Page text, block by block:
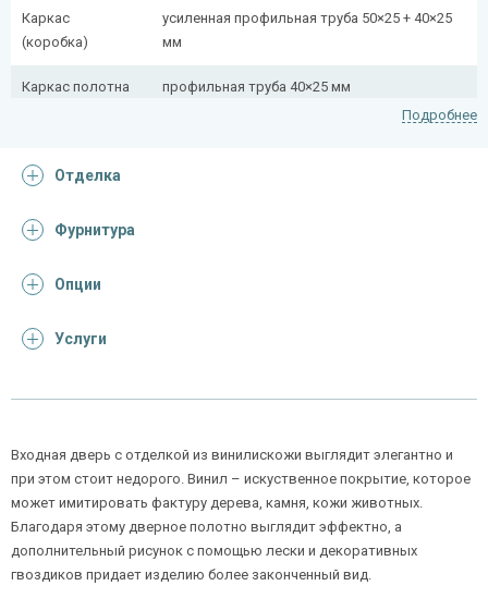
Каркас
(коробка)
усиленная профильная труба 50×25 + 40×25
мм
Каркас полотна профильная труба 40×25 мм
Притворная
Ребра жесткости
выбор)
Запирающие устройства и фурнитура
Верхний замок
сувальдный (сейфовый) «ПРО-САМ 799», 3-х
ригельный, 2-х оборотный
Подробнее
Отделка
Фурнитура
Опции
Услуги
Входная дверь с отделкой из винилискожи выглядит элегантно и
при этом стоит недорого. Винил – искуственное покрытие, которое
может имитировать фактуру дерева, камня, кожи животных.
Благодаря этому дверное полотно выглядит эффектно, а
дополнительный рисунок с помощью лески и декоративных
гвоздиков придает изделию более законченный вид.